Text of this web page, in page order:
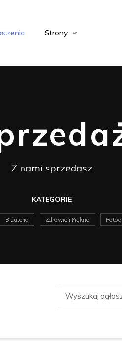
Strony
Z nami sprzedasz
KATEGORIE
Biżuteria Zdrowie i Piękno